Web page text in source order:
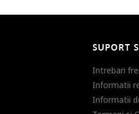
SUPORT
Intrebari
Informatii
Informatii